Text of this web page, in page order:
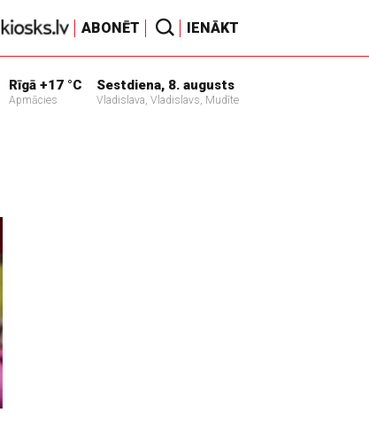
ABONĒT IENĀKT
Rīgā +17 °C
Apmācies
Sestdiena, 8. augusts
Vladislava, Vladislavs, Mudīte